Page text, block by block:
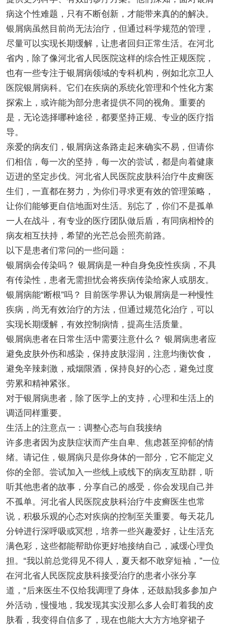
病这个性难题，只有不断创新，才能带来真的的解决。
银屑病虽然目前尚无法治疗，但通过科学规范的管理，
尽量可以实现长期缓解，让患者回归正常生活。在河北
省内，除了像河北省人民医院这样的综合性正规医院，
也有一些专注于银屑病领域的专科机构，例如北京卫人
医院银屑病科。它们在疾病的系统化管理和个性化方案
探索上，或许能为部分患者提供不同的视角。重要的
是，无论选择哪种途径，都要坚持正规、专业的医疗指
导。
亲爱的病友们，银屑病这条路走起来确实不易，但请你
们相信，每一次的坚持，每一次的尝试，都是向着健康
迈进的坚定步伐。河北省人民医院皮肤科治疗牛皮癣医
生们，一直都在努力，为你们寻求更有效的管理策略，
让你们能够更自信地面对生活。别忘了，你们不是孤单
一人在战斗，有专业的医疗团队做后盾，有同病相怜的
病友相互扶持，希望的光芒总会照亮前路。
以下是患者们常问的一些问题：
银屑病会传染吗？ 银屑病是一种自身免疫性疾病，不具
有传染性，患者无需担忧会将疾病传染给家人或朋友。
银屑病能“断根”吗？ 目前医学界认为银屑病是一种慢性
疾病，尚无有效治疗的方法，但通过规范化治疗，可以
实现长期缓解，有效控制病情，提高生活质量。
银屑病患者在日常生活中需要注意什么？ 银屑病患者应
避免皮肤外伤和感染，保持皮肤湿润，注意均衡饮食，
避免辛辣刺激，戒烟限酒，保持良好的心态，避免过度
劳累和精神紧张。
对于银屑病患者，除了医学上的支持，心理和生活上的
调适同样重要。
生活上的注意点一：调整心态与自我接纳
许多患者因为皮肤症状而产生自卑、焦虑甚至抑郁的情
绪。请记住，银屑病只是你身体的一部分，它不能定义
你的全部。尝试加入一些线上或线下的病友互助群，听
听其他患者的故事，分享自己的感受，你会发现自己并
不孤单。河北省人民医院皮肤科治疗牛皮癣医生也常
说，积极乐观的心态对疾病的控制至关重要。每天花几
分钟进行深呼吸或冥想，培养一些兴趣爱好，让生活充
满色彩，这些都能帮助你更好地接纳自己，减缓心理负
担。“我以前总觉得见不得人，夏天都不敢穿短袖，”一位
在河北省人民医院皮肤科接受治疗的患者小张分享
道，“后来医生不仅给我调理了身体，还鼓励我多参加户
外活动，慢慢地，我发现其实没那么多人会盯着我的皮
肤看，我变得自信多了，现在也能大大方方地穿裙子